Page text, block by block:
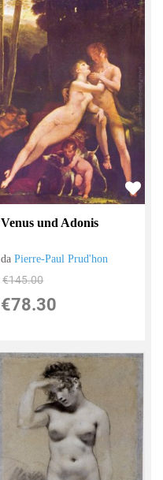
Venus und Adonis
daPierre-Paul Prud'hon
€145.00
€78.30